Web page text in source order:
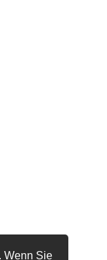
Wenn Sie